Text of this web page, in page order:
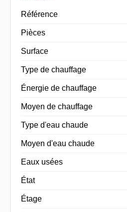
Référence
Pièces
Surface
Type de chauffage
Énergie de chauffage
Moyen de chauffage
Type d'eau chaude
Moyen d'eau chaude
Eaux usées
État
Étage